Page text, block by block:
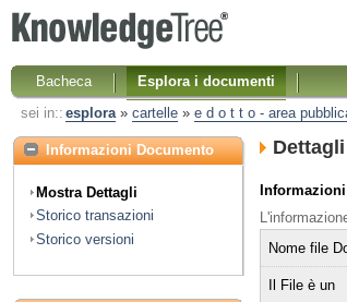
Bacheca Esplora i documenti
sei in:: esplora» cartelle» e d o t t o - area
Informazioni Documento
Mostra Dettagli
Storico transazioni
Storico versioni
Nome file
Il File è un